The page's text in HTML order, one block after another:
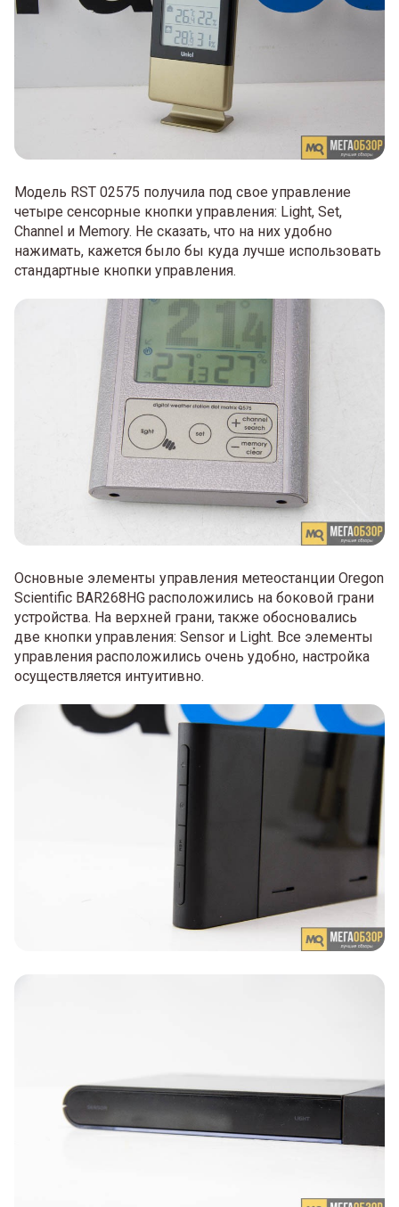
Модель RST 02575 получила под свое управление
четыре сенсорные кнопки управления: Light, Set,
Channel и Memory. Не сказать, что на них удобно
нажимать, кажется было бы куда лучше использовать
стандартные кнопки управления.
Основные элементы управления метеостанции Oregon
Scientific BAR268HG расположились на боковой грани
устройства. На верхней грани, также обосновались
две кнопки управления: Sensor и Light. Все элементы
управления расположились очень удобно, настройка
осуществляется интуитивно.